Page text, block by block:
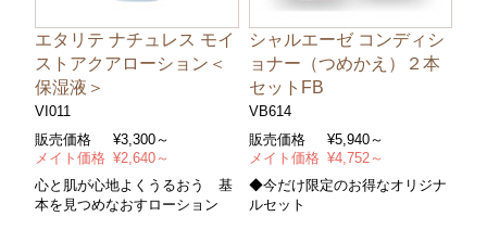
エタリテ ナチュレス モイ
ストアクアローション＜
保湿液＞
VI011
販売価格
¥3,300～
メイト価格 ¥2,640～
心と肌が心地よくうるおう 基
本を見つめなおすローション
シャルエーゼ コンディシ
ョナー（つめかえ）２本
セットFB
VB614
販売価格
¥5,940～
メイト価格 ¥4,752～
◆今だけ限定のお得なオリジナ
ルセット